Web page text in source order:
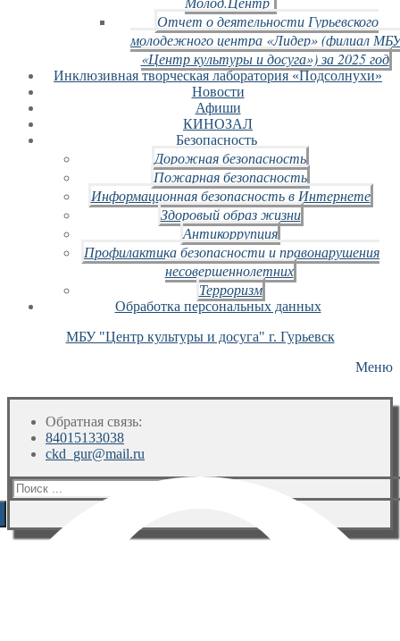
Отчет о деятельности Гурьевского
молодежного центра «Лидер» (филиал
«Центр культуры и досуга») за 2025 год
Инклюзивная творческая лаборатория «Подсолнухи»
Новости
Афиши
КИНОЗАЛ
Безопасность
Дорожная безопасность
Пожарная безопасность
Информационная безопасность в Интернете
Здоровый образ жизни
Антикоррупция
Профилактика безопасности и правонарушения
несовершеннолетних
Терроризм
Обработка персональных данных
МБУ "Центр культуры и досуга" г. Гурьевск
Меню
Обратная связь:
84015133038
ckd_gur@mail.ru
Искать: